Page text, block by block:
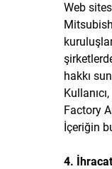
Web
hakkı
Factory
İçeriğin
4.